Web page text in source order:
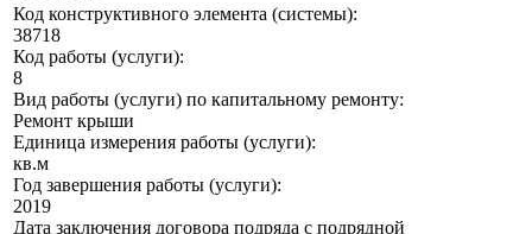
Код конструктивного элемента (системы):
38718
Код работы (услуги):
8
Вид работы (услуги) по капитальному ремонту:
Ремонт крыши
Единица измерения работы (услуги):
кв.м
Год завершения работы (услуги):
2019
Дата заключения договора подряда с подрядной